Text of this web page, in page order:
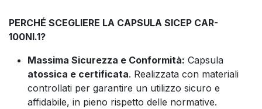
PERCHÉ SCEGLIERE LA CAPSULA SICEP CAR-
100NI.1?
Massima Sicurezza e Conformità: Capsula
atossica e certificata. Realizzata con materiali
controllati per garantire un utilizzo sicuro e
affidabile, in pieno rispetto delle normative.